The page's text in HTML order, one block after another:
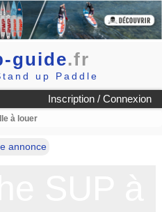
guide.fr
up Paddle
Inscription / Connexion
à louer
annonce